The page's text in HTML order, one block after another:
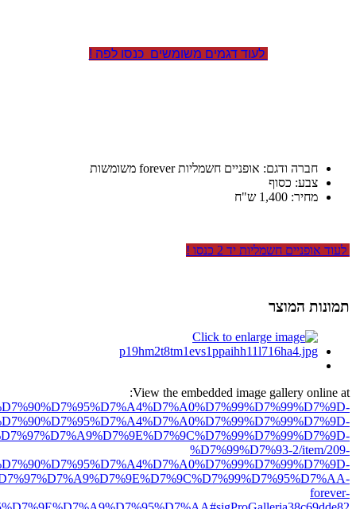
לעוד דגמים משומשים כנסו לפה !
חברה ודגם: אופניים חשמליות forever משומשות
צבע: כסוף
מחיר: 1,400 ש"ח
לעוד אופניים חשמליות יד 2 כנסו !
תמונות המוצר
View the embedded image gallery online at:
%D7%99%D7%93-2/item/209-
forever-